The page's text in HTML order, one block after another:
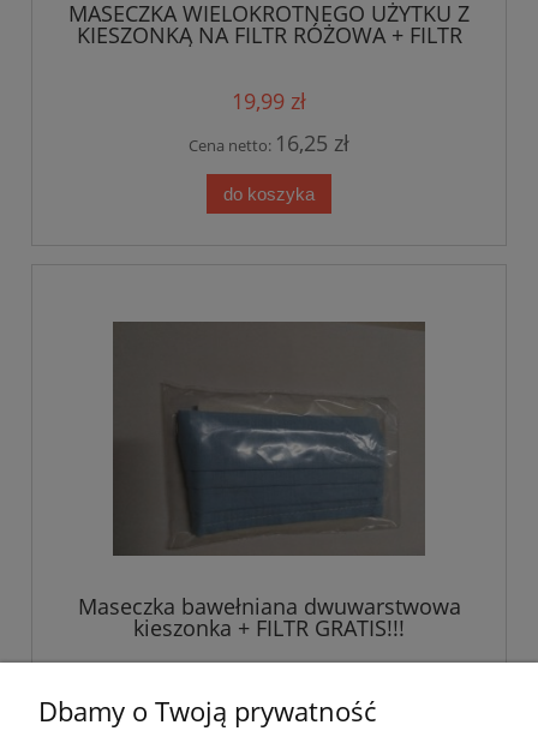
MASECZKA WIELOKROTNEGO UŻYTKU Z
KIESZONKĄ NA FILTR RÓŻOWA + FILTR
19,99 zł
Cena netto: 16,25 zł
do koszyka
Maseczka bawełniana dwuwarstwowa
kieszonka + FILTR GRATIS!!!
Dbamy o Twoją prywatność